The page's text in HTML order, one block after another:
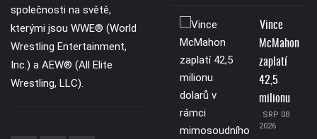
společnosti na světě,
kterými jsou WWE® (World
Wrestling Entertainment,
Inc.) a AEW® (All Elite
Wrestling, LLC).
Vince
McMahon
zaplatí
42,5
milionu
SRP 08
2026